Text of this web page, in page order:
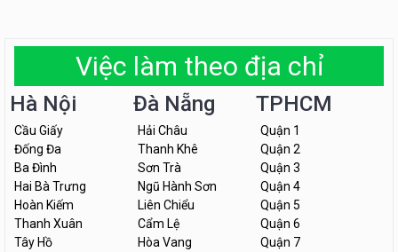
Việc làm theo địa chỉ
Hà Nội
Cầu Giấy
Đống Đa
Ba Đình
Hai Bà Trưng
Hoàn Kiếm
Thanh Xuân
Tây Hồ
Đà Nẵng
Hải Châu
Thanh Khê
Sơn Trà
Ngũ Hành Sơn
Liên Chiểu
Cẩm Lệ
Hòa Vang
TPHCM
Quận 1
Quận 2
Quận 3
Quận 4
Quận 5
Quận 6
Quận 7